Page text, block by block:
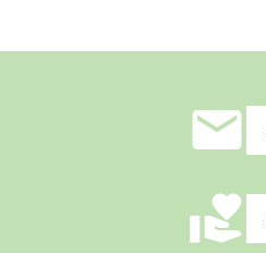
mail
volunteer_activism